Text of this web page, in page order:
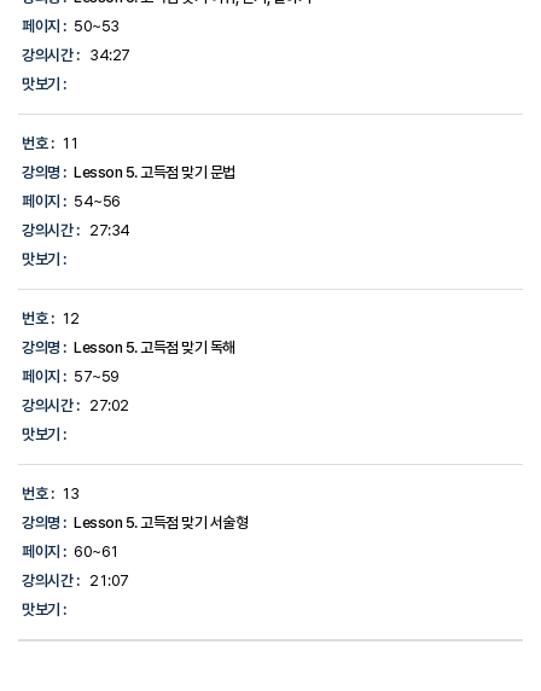
페이지 : 50~53
강의시간 :
34:27
맛보기 :
번호 : 11
강의명 : Lesson 5. 고득점 맞기 문법
페이지 : 54~56
강의시간 :
27:34
맛보기 :
번호 : 12
강의명 : Lesson 5. 고득점 맞기 독해
페이지 : 57~59
강의시간 :
27:02
맛보기 :
번호 : 13
강의명 : Lesson 5. 고득점 맞기 서술형
페이지 : 60~61
강의시간 :
21:07
맛보기 :